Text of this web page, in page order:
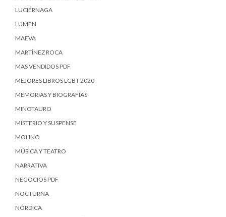
LUCIÉRNAGA
LUMEN
MAEVA
MARTÍNEZ ROCA
MAS VENDIDOS PDF
MEJORES LIBROS LGBT 2020
MEMORIAS Y BIOGRAFÍAS
MINOTAURO
MISTERIO Y SUSPENSE
MOLINO
MÚSICA Y TEATRO
NARRATIVA
NEGOCIOS PDF
NOCTURNA
NÓRDICA